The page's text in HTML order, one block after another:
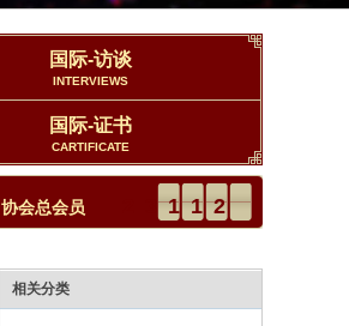
国际-访谈
INTERVIEWS
国际-证书
CARTIFICATE
协会总会员 23112
相关分类